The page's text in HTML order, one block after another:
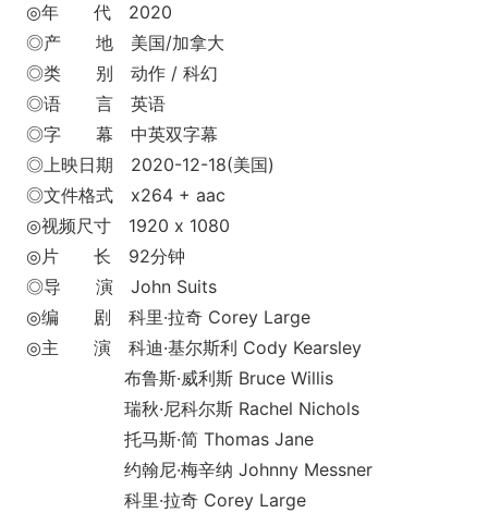
◎年 代 2020
◎产 地 美国/加拿大
◎类 别 动作 / 科幻
◎语 言 英语
◎字 幕 中英双字幕
◎上映日期 2020-12-18(美国)
◎文件格式 x264 + aac
◎视频尺寸 1920 x 1080
◎片 长 92分钟
◎导 演 John Suits
◎编 剧 科里·拉奇 Corey Large
◎主 演 科迪·基尔斯利 Cody Kearsley
布鲁斯·威利斯 Bruce Willis
瑞秋·尼科尔斯 Rachel Nichols
托马斯·简 Thomas Jane
约翰尼·梅辛纳 Johnny Messner
科里·拉奇 Corey Large